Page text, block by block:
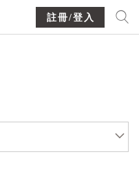
註冊/登入